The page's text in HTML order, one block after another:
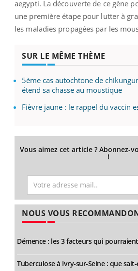
aegypti. La découverte de ce gène
une première étape pour lutter à
les maladies propagées par les
SUR LE MÊME THÈME
5ème cas autochtone de
étend sa chasse au moustique
Fièvre jaune : le rappel du vaccin
Vous aimez cet article ? Abonnez-
!
NOUS VOUS
Démence : les 3 facteurs qui
Tuberculose à Ivry-sur-Seine : que